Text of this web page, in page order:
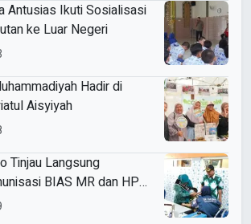
Antusias Ikuti Sosialisasi
ke Luar Negeri
Hadir di
Aisyiyah
Tinjau Langsung
BIAS MR dan HPV
18 Surabaya